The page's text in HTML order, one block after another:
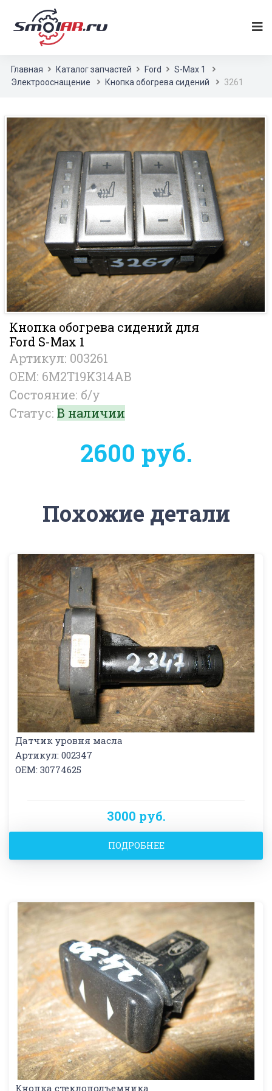
Главная Каталог запчастей Ford
S-Max 1
Электрооснащение
Кнопка обогрева сидений 3261
Кнопка обогрева сидений для
Ford S-Max 1
Артикул: 003261
OEM: 6M2T19K314AB
Состояние: б/у
Статус: В наличии
2600 руб.
Похожие детали
Датчик уровня масла
Артикул: 002347
OEM: 30774625
3000 руб.
ПОДРОБНЕЕ
Кнопка стеклоподъемника